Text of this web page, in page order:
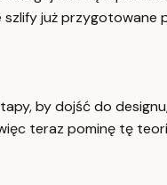
już
by dojść do
teraz pominę tę